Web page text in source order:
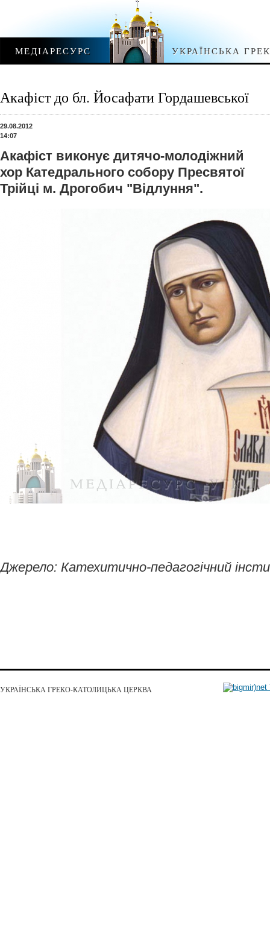
МЕДІАРЕСУРС УКРАЇНСЬКА
Акафіст до бл. Йосафати Гордашевської
29.08.2012
14:07
Акафіст виконує дитячо-молодіжний
хор Катедрального собору Пресвятої
Трійці м. Дрогобич "Відлуння".
Джерело: Катехитично-педагогічний
УКРАЇНСЬКА ГРЕКО-КАТОЛИЦЬКА ЦЕРКВА